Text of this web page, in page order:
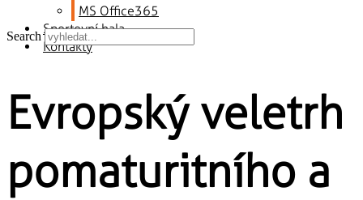
MS Office365
Sportovní hala
Kontakty
Search
Evropský veletrh
pomaturitního a